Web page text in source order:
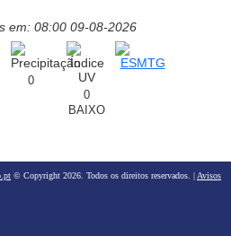
em: 08:00 09-08-2026
0
0
BAIXO
© Copyright 2026. Todos os direitos reservados. | Avisos